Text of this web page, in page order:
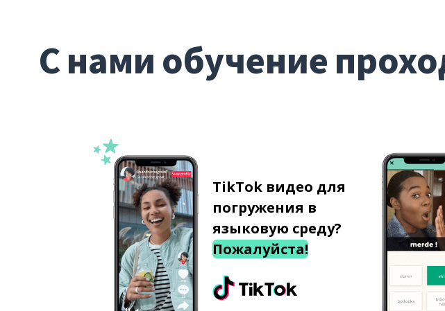
С нами обучение
TikTok видео для
погружения в
языковую среду?
Пожалуйста!